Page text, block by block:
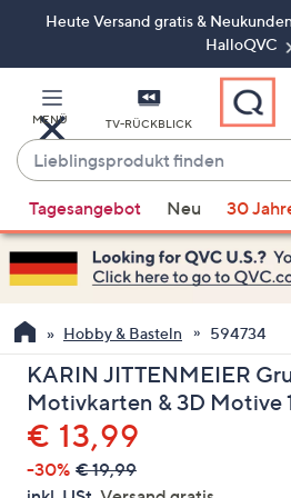
ZumHeute Versand gratis &
HalloQVC
MENÜ TV-RÜCKBLICK
Lieblingsprodukt
finden
Vorschläge
verfügbar
sind,
verwenden
Sie
die
Pfeiltasten
nach
oben
und
nach
Tagesangebot Neu 30
Hobby & Basteln 594734
KARIN JITTENMEIER
Motivkarten & 3D Motive
Gelöscht
€ 13,99
-30% € 19,99